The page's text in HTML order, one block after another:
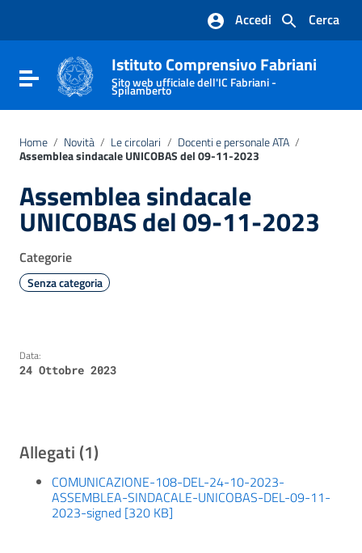
Vai al footer
Cerca
Accedi
Attiva / disattiva la navigazione
Istituto Comprensivo Fabriani
Sito web ufficiale dell'IC Fabriani -
Spilamberto
Home / Novità / Le circolari / Docenti e personale ATA /
Assemblea sindacale UNICOBAS del 09-11-2023
Assemblea sindacale
UNICOBAS del 09-11-2023
Categorie
Senza categoria
Data:
24 Ottobre 2023
Allegati (1)
COMUNICAZIONE-108-DEL-24-10-2023-
ASSEMBLEA-SINDACALE-UNICOBAS-DEL-09-11-
2023-signed [320 KB]